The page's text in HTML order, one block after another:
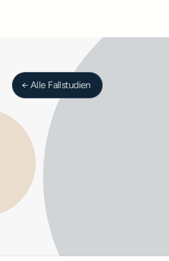
← Alle Fallstudien
Die Siaxma AG aus Oensingen
Entwickler von Gesamtlösungen
und Zeiterfassung — sämtliche
Eigenentwicklungen.